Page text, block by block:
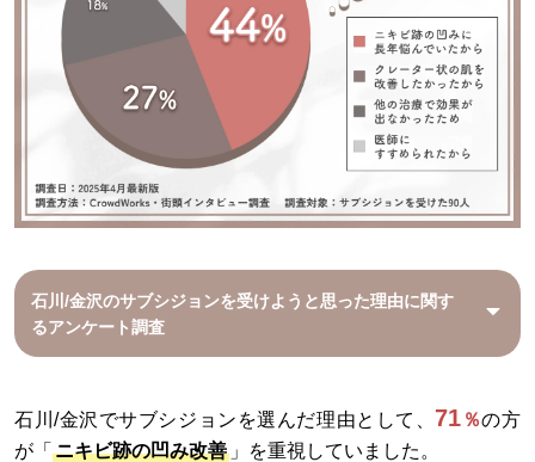
石川/金沢のサブシジョンを受けようと思った理由に関す
るアンケート調査
石川/金沢でサブシジョンを選んだ理由として、 71 ％の方
が「 ニキビ跡の凹み改善 」を重視していました。